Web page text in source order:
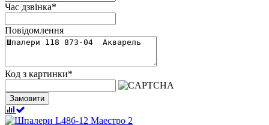
Час дзвінка*
Повідомлення
Код з картинки*
Замовити